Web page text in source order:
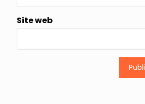
Site web